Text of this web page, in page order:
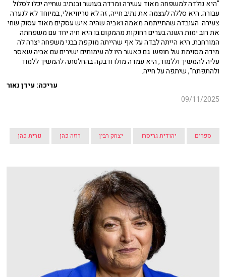
"היא נולדה למשפחה מאוד עשירה ומרדה בעושר ובנתיב שחייה יכלו לסלול
עבורה. היא סללה לעצמה את נתיב חייה, זה לא טריוויאלי, במיוחד לא לנערה
צעירה. העובדה שהתייתמה מאמה ואביה שהיה איש עסקים מאוד עסוק שחי
את רוב ימות השנה בערים רחוקות מהמקום בו היא חיה יחד עם משפחתה
המורחבת. היא הייתה לבדה על אף שהייתה מוקפת בבני משפחה יצרה לה
מידה מסוימת של חופש. גם כאשר היו לה עימותים ישירים עם אביה שאסר
עליה להמשיך וללמוד, היא עמדה מולו ודבקה בהחלטתה להמשיך ללמוד
ולהתפתח", שיתפה על חייה.
עריכה: עידן נאור
09/11/2025
ספרים יהודית גריסרו יצחק רבין רוזה כהן נורית כהן